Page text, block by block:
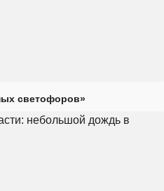
светофоров»